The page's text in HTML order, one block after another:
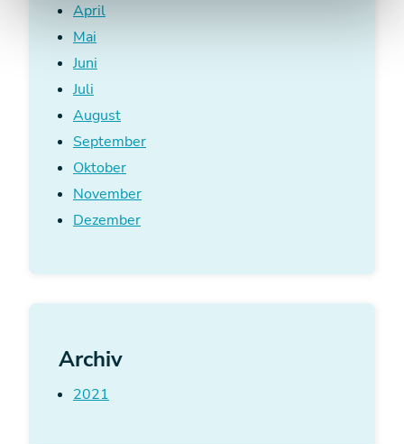
April
Mai
Juni
Juli
August
September
Oktober
November
Dezember
Archiv
2021